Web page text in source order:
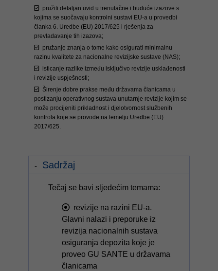
pružiti detaljan uvid u trenutačne i buduće izazove s
kojima se suočavaju kontrolni sustavi EU-a u provedbi
članka 6. Uredbe (EU) 2017/625 i rješenja za
prevladavanje tih izazova;
pružanje znanja o tome kako osigurati minimalnu
razinu kvalitete za nacionalne revizijske sustave (NAS);
isticanje razlike između isključivo revizije usklađenosti
i revizije uspješnosti;
Širenje dobre prakse među državama članicama u
postizanju operativnog sustava unutarnje revizije kojim se
može procijeniti prikladnost i djelotvornost službenih
kontrola koje se provode na temelju Uredbe (EU)
2017/625.
Sadržaj
Tečaj se bavi sljedećim temama:
revizije na razini EU-a.
Glavni nalazi i preporuke iz
revizija nacionalnih sustava
osiguranja depozita koje je
proveo GU SANTE u državama
članicama